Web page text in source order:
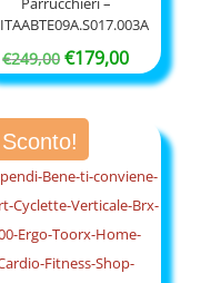
€249,00 Il
prezzo
originale
era:
€249,00.
€179,00Il
prezzo
€179,00.
Sconto!